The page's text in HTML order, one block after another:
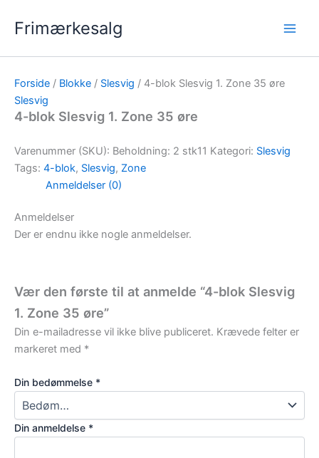
Frimærkesalg
Forside / Blokke / Slesvig / 4-blok Slesvig 1. Zone 35 øre
Slesvig
4-blok Slesvig 1. Zone 35 øre
Varenummer (SKU): Beholdning: 2 stk11 Kategori: Slesvig
Tags: 4-blok, Slesvig, Zone
Anmeldelser (0)
Anmeldelser
Der er endnu ikke nogle anmeldelser.
Vær den første til at anmelde “4-blok Slesvig
1. Zone 35 øre”
Din e-mailadresse vil ikke blive publiceret. Krævede felter er
markeret med *
Din bedømmelse *
Din anmeldelse *